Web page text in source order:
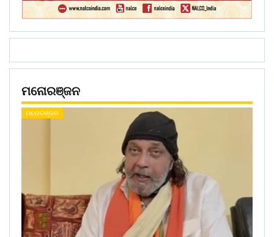
ମନୋରଞ୍ଜନ
ମନୋରଞ୍ଜନ